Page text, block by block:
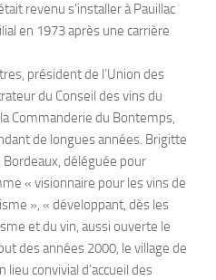
revenu s’installer à Pauillac
en 1973 après une carrière
président de l’Union des
du Conseil des vins du
Commanderie du Bontemps,
de longues années. Brigitte
déléguée pour
« visionnaire pour les vins de
», « développant, dès les
et du vin, aussi ouverte le
des années 2000, le village de
lieu convivial d’accueil des